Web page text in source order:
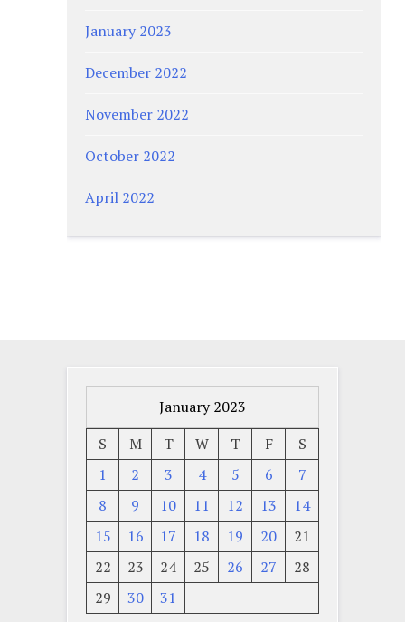
January 2023
December 2022
November 2022
October 2022
April 2022
January 2023
S
M T W T F
S
1
2 3 4 5 6
7
8
9 10 11 12 13
14
15
16 17 18 19 20
21
22
23 24 25 26 27
28
29
30 31